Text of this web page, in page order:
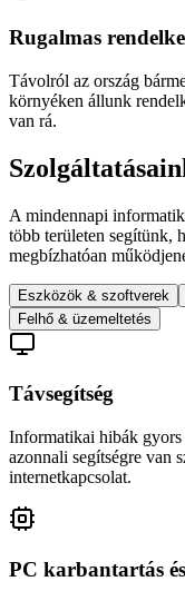
Rugalmas
Távolról az ország
környéken állunk
van rá.
A mindennapi
több területen segítünk,
megbízhatóan
Eszközök & szoftverek
Felhő & üzemeltetés
Távsegítség
Informatikai hibák gyors
azonnali segítségre van
internetkapcsolat.
PC karbantartás